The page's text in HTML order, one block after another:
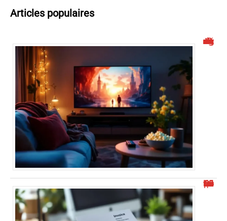
Articles populaires
Malgrim : un site de streaming à connaître
Où trouver l’identifiant structure publique facilement ?